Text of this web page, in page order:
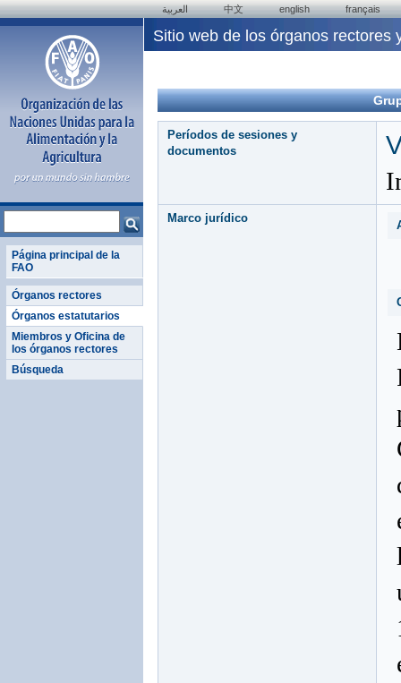
العربية 中文 english français
Página principal de la
FAO
Órganos rectores
Órganos estatutarios
Miembros y Oficina de
los órganos rectores
Búsqueda
Sitio web de los órganos rectores
Períodos de sesiones y
documentos
Marco jurídico